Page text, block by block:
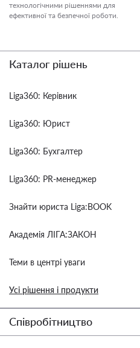
технологічними рішеннями для
ефективної та безпечної роботи.
Каталог рішень
Liga360: Керівник
Liga360: Юрист
Liga360: Бухгалтер
Liga360: PR-менеджер
Знайти юриста Liga:BOOK
Академія ЛІГА:ЗАКОН
Теми в центрі уваги
Усі рішення і продукти
Співробітництво